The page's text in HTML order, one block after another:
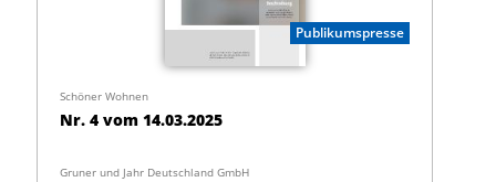
Publikumspresse
Schöner Wohnen
Nr. 4 vom 14.03.2025
Gruner und Jahr Deutschland GmbH